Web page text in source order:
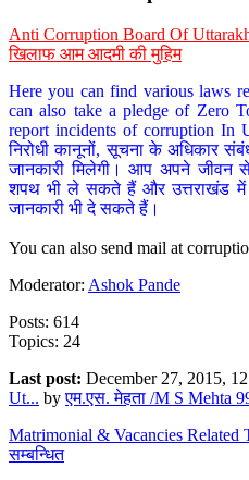
Anti Corruption Board Of
खिलाफ आम आदमी की मुहिम
Here you can find various laws
can also take a pledge of Zero
report incidents of corruption In
निरोधी कानूनों, सूचना के अधिकार
जानकारी मिलेगी। आप अपने जीवन से
शपथ भी ले सकते हैं और उत्तराखंड में
जानकारी भी दे सकते हैं।
You can also send mail at
Moderator: Ashok Pande
Posts: 614
Topics: 24
Last post: December 27, 2015,
Ut... byएम.एस. मेहता /M S Mehta
Matrimonial & Vacancies Related
सम्बन्धित